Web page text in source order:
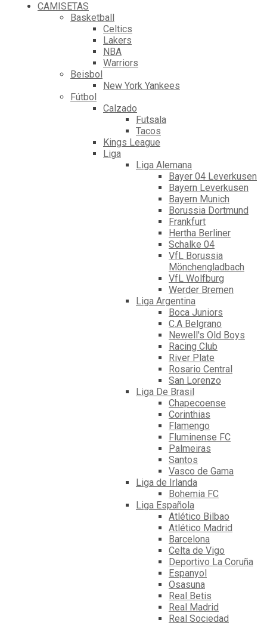
CAMISETAS
Basketball
Celtics
Lakers
NBA
Warriors
Beisbol
New York Yankees
Fútbol
Calzado
Futsala
Tacos
Kings League
Liga
Liga Alemana
Bayer 04 Leverkusen
Bayern Leverkusen
Bayern Munich
Borussia Dortmund
Frankfurt
Hertha Berliner
Schalke 04
VfL Borussia
Mönchengladbach
VfL Wolfburg
Werder Bremen
Liga Argentina
Boca Juniors
C.A Belgrano
Newell's Old Boys
Racing Club
River Plate
Rosario Central
San Lorenzo
Liga De Brasil
Chapecoense
Corinthias
Flamengo
Fluminense FC
Palmeiras
Santos
Vasco de Gama
Liga de Irlanda
Bohemia FC
Liga Española
Atlético Bilbao
Atlético Madrid
Barcelona
Celta de Vigo
Deportivo La Coruña
Espanyol
Osasuna
Real Betis
Real Madrid
Real Sociedad